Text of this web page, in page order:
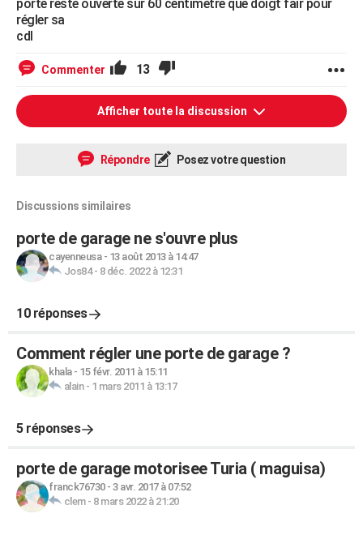
porte reste ouverte sur 60 centimètre que doigt fair pour
régler sa
cdl
Commenter 13
Afficher toute la discussion
Répondre Posez votre question
Discussions similaires
porte de garage ne s'ouvre plus
cayenneusa- 13 août 2013 à 14:47
Jos84- 8 déc. 2022 à 12:31
10 réponses
Comment régler une porte de garage ?
khala- 15 févr. 2011 à 15:11
alain- 1 mars 2011 à 13:17
5 réponses
porte de garage motorisee Turia ( maguisa)
franck76730- 3 avr. 2017 à 07:52
clem- 8 mars 2022 à 21:20